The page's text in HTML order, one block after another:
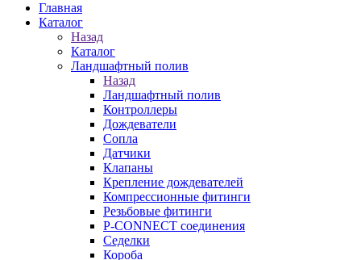
Главная
Каталог
Назад
Каталог
Ландшафтный полив
Назад
Ландшафтный полив
Контроллеры
Дождеватели
Сопла
Датчики
Клапаны
Крепление дождевателей
Компрессионные фитинги
Резьбовые фитинги
P-CONNECT соединения
Седелки
Короба